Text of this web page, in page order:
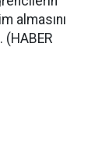
almasını